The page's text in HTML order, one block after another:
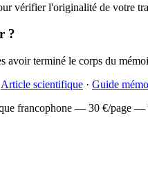
vérifier l'originalité de votre
?
avoir terminé le corps du
Article scientifique · Guide
francophone — 30 €/page